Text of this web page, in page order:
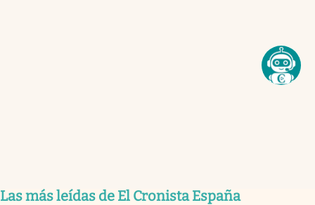
Las más leídas de El Cronista España